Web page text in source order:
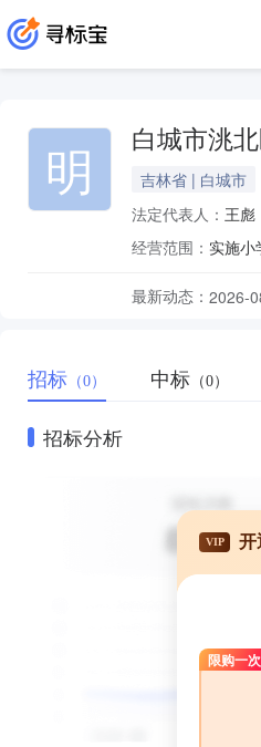
明 白城市洮
吉林省 | 白城市
法定代表人： 王彪
经营范围： 实施小
最新动态： 2026-
招标 （0） 中标 （0）
招标分析
VIP 开
限购一次